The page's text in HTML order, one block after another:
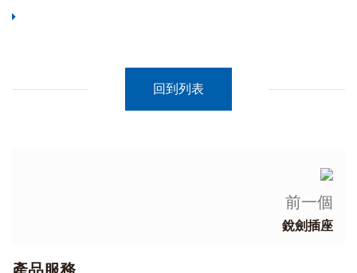
回到列表
前一個
銳劍插座